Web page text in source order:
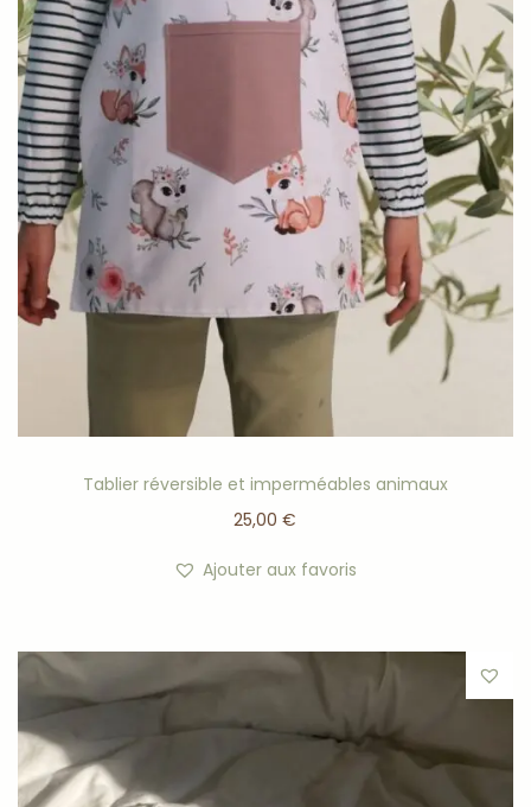
Doublé en tissu imperméable
Personnalisation possible
Fait main avec amour en France
Chaque sac à dos petit renard
est une pièce unique,
réalisée artisanalement dans mon atelier
Personnalisation de produit :
Vous pouvez ajouter une personnalisation (comme le
prénom de votre enfant) sur le bas avant du sac pour le
rendre encore plus unique ! Pour cela, il vous suffit de
copier ce numéro (1639) et de l’indiquer dans la partie
prévue à cet effet juste (ici ).
La personnalisation de produit se fait avec du
à une presse à chaleur dans mon atelier. Plusieurs
Tablier réversible et imperméables animaux
25,00€
Ajouter aux favoris